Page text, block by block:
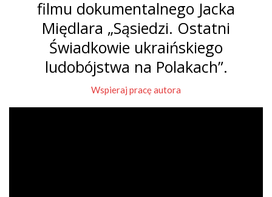
filmu dokumentalnego Jacka
Międlara „Sąsiedzi. Ostatni
Świadkowie ukraińskiego
ludobójstwa na Polakach”.
Wspieraj pracę autora